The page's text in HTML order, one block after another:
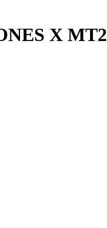
X MT2